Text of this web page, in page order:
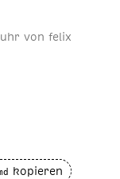
von felix
kopieren